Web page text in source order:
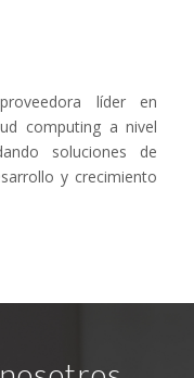
líder en
computing a nivel
soluciones de
y crecimiento